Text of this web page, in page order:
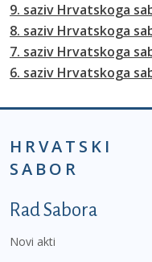
9. saziv Hrvatskoga
8. saziv Hrvatskoga
7. saziv Hrvatskoga
6. saziv Hrvatskoga
HRVATSKI
SABOR
Podnožje prvi
Rad Sabora
Novi akti